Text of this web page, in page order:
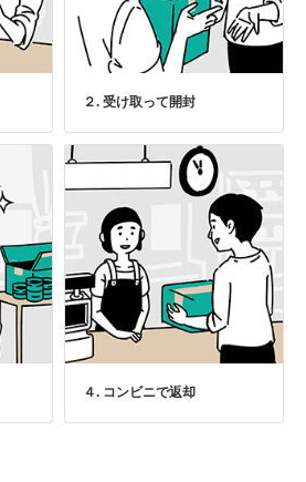
２. 受け取って開封
４. コンビニで返却